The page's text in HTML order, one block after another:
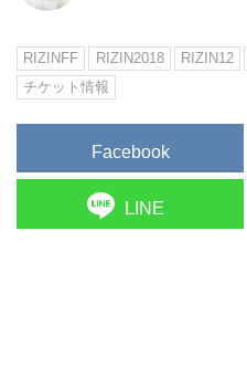
RIZINFF RIZIN2018 RIZIN12
チケット情報
Facebook
LINE